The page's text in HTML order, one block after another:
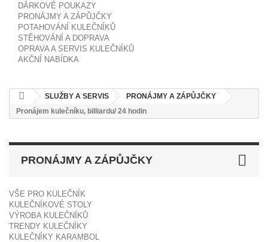
DÁRKOVÉ POUKAZY
PRONÁJMY A ZÁPŮJČKY
POTAHOVÁNÍ KULEČNÍKŮ
STĚHOVÁNÍ A DOPRAVA
OPRAVA A SERVIS KULEČNÍKŮ
AKČNÍ NABÍDKA
SLUŽBY A SERVIS
PRONÁJMY A ZÁPŮJČKY
Pronájem kulečníku, billiardu/ 24 hodin
PRONÁJMY A ZÁPŮJČKY
VŠE PRO KULEČNÍK
KULEČNÍKOVÉ STOLY
VÝROBA KULEČNÍKŮ
TRENDY KULEČNÍKY
KULEČNÍKY KARAMBOL